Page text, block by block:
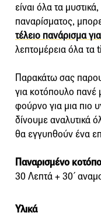
είναι όλα τα
παναρίσματος,
τέλειο πανάρισμα
λεπτομέρεια όλα τα
Παρακάτω σας
για κοτόπουλο πανέ
φούρνο για μια πιο
δίνουμε αναλυτικά
θα εγγυηθούν ένα
Παναρισμένο
30 Λεπτά + 30΄
Υλικά